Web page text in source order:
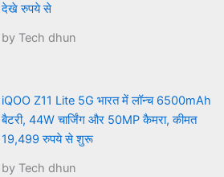
देखे रुपये से
by Tech dhun
iQOO Z11 Lite 5G भारत में लॉन्च 6500mAh
बैटरी, 44W चार्जिंग और 50MP कैमरा, कीमत
19,499 रुपये से शुरू
by Tech dhun